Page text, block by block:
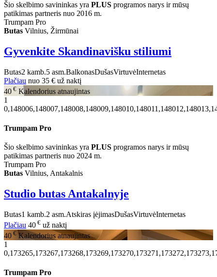
Šio skelbimo savininkas yra PLUS programos narys ir mūsų
patikimas partneris nuo 2016 m.
Trumpam Pro
Butas Vilnius, Žirmūnai
Gyvenkite Skandinavišku stiliumi
Butas2 kamb.5 asm.BalkonasDušasVirtuvėInternetas
Plačiau nuo 35 € už naktį
40 € Kalendorius atnaujintas
1
Trumpam Pro
Šio skelbimo savininkas yra PLUS programos narys ir mūsų
patikimas partneris nuo 2024 m.
Trumpam Pro
Butas Vilnius, Antakalnis
Studio butas Antakalnyje
Butas1 kamb.2 asm.Atskiras įėjimasDušasVirtuvėInternetas
Plačiau 40 € už naktį
40 € Kalendorius atnaujintas
1
Trumpam Pro